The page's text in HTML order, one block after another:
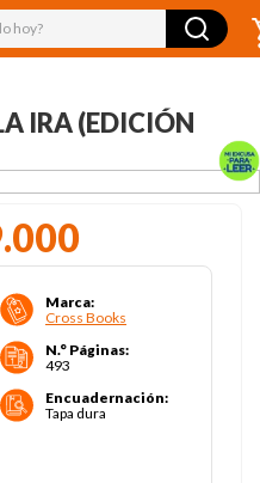
hoy?
IRA (EDICIÓN
.000
Marca:
Cross Books
N.° Páginas:
493
Encuadernación:
Tapa dura